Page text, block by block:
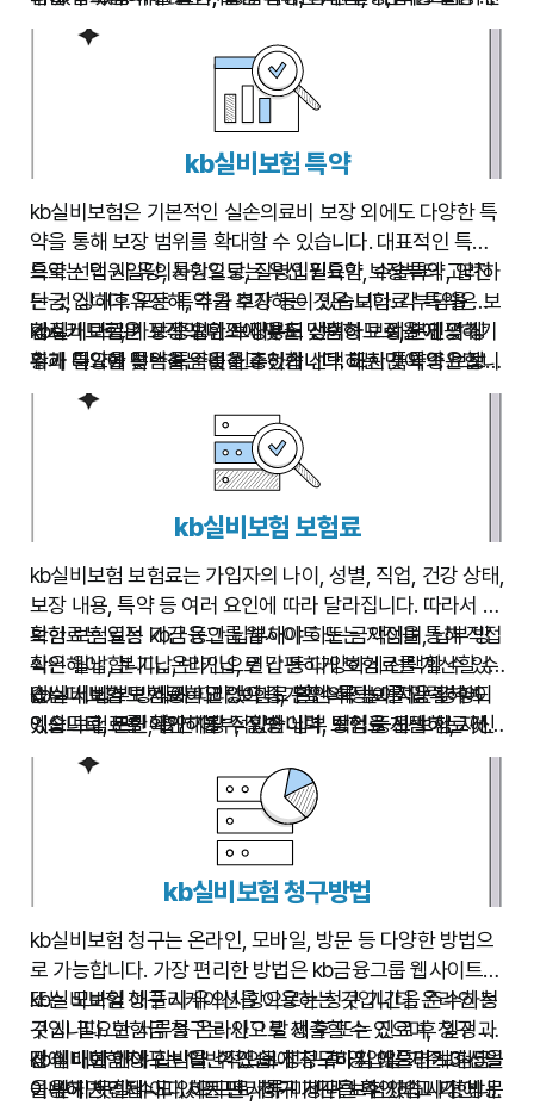
관을 자세히 읽어보고 자기부담금과 면책사항을 충분히 이
해하는 것이 중요합니다. kb실비보험의 보장 범위에 대한
자세한 내용은 상품설명서를 참고하시기 바랍니다.
에 따라 달라질 수 있습니다. 가입 전에 보장 범위를 꼼꼼히
장 등의 특약을 추가하여 보다 폭넓은 보장을 받을 수 있습
요와 예산을 고려하여 특약을 선택하는 것이 좋습니다.
kb실비보험 특약
kb실비보험은 기본적인 실손의료비 보장 외에도 다양한 특
약을 통해 보장 범위를 확대할 수 있습니다. 대표적인 특약
으로는 입원일당, 통원일당, 질병입원특약, 수술특약, 암진
단금, 상해후유장해, 추가 보장 등이 있습니다. 각 특약은 보
험료가 다르며 보장 범위와 내용도 상이하므로, 본인의 상
황과 필요에 맞는 특약을 신중하게 선택하는 것이 중요합니
다. kb실비보험 특약에 대한 더 자세한 정보는 kb금융그룹
웹사이트나 지점을 통해 확인하실 수 있습니다. 특약 가입
시에는 약관 내용을 꼼꼼히 확인하고, 본인이 이해하지 못
하는 부분이 있다면 전문가에게 문의하는 것이 좋습니다.
특약 선택 시 유의사항으로는 우선 필요한 보장부터 고려하
는 것입니다. 모든 특약을 추가하는 것은 보험료 부담을 증
가시키므로, 가장 중요한 보장부터 선택하고 예산에 맞춰
추가 특약을 선택하는 것을 추천합니다. 또한 특약의 보장
내용을 정확히 이해하고 가입해야 불필요한 분쟁을 예방할
암에 대해 보장을 받는지, 보장금액은 얼마인지, 진단 기준
은 무엇인지 등을 자세히 확인해야 합니다.
kb실비보험은 고객의 니즈에 맞춘 맞춤형 보장을 제공하기
위해 다양한 특약을 준비하고 있습니다. 하지만 특약은 보험
료에 영향을 미치므로, 필요한 특약만 선택하고 보험료 부
담을 최소화하는 것이 중요합니다. kb실비보험 특약에 대한
더 자세한 내용은 보험설계사 또는 kb금융그룹 고객센터에
문의하여 확인하실 수 있습니다.
kb실비보험 보험료
kb실비보험 보험료는 가입자의 나이, 성별, 직업, 건강 상태,
보장 내용, 특약 등 여러 요인에 따라 달라집니다. 따라서 정
확한 보험료는 kb금융그룹 웹사이트 또는 지점을 통해 직접
확인해야 합니다. 온라인으로 간편하게 보험료를 계산할 수
있는 서비스도 제공하고 있으니, 본인의 정보를 입력하여
예상 보험료를 확인해볼 수 있습니다. 보험료 계산 시, 자신
에게 필요한 보장 범위와 특약을 정확하게 입력해야 정확한
보험료를 알 수 있습니다. 잘못된 정보를 입력하면 보험료
계산에 오차가 발생할 수 있으므로 주의해야 합니다. 보험료
비교 사이트를 활용하면 kb실비보험과 타사 상품의 보험료
를 비교하여 더 나은 조건을 찾을 수도 있습니다.
보험료는 일정 기간 동안 납부해야 하는 금액이며, 납부 방
식은 월납, 분기납, 반기납, 연납 등 다양하게 선택할 수 있
습니다. 납부 방식에 따라 보험료 할인 혜택이 적용될 수도
있으므로, 본인에게 가장 적합한 납부 방식을 선택하는 것
이 좋습니다. kb실비보험 보험료에 대한 문의는 kb금융그룹
고객센터 또는 가까운 지점에서 친절하게 안내받을 수 있습
니다. 보험료 납부에 어려움이 있는 경우, 보험사와 상담하
여 납부 방식을 변경하거나 분할 납부 등의 방법을 알아볼
여 다양한 납부 방식을 제공하고 있으며, 고객에게 최선의
서비스를 제공하기 위해 노력하고 있습니다.
kb실비보험 보험료는 연령이 증가할수록 높아지는 경향이
있습니다. 또한, 흡연 여부, 질병 이력, 직업 등도 보험료에
영향을 미칩니다. 따라서 건강한 생활 습관을 유지하고, 정
기적인 건강 검진을 통해 건강 상태를 관리하는 것이 보험
료 절감에 도움이 될 수 있습니다.
kb실비보험 청구방법
kb실비보험 청구는 온라인, 모바일, 방문 등 다양한 방법으
로 가능합니다. 가장 편리한 방법은 kb금융그룹 웹사이트
또는 모바일 애플리케이션을 이용하는 것입니다. 온라인 청
구 시 필요한 서류를 온라인으로 제출할 수 있으며, 청구 과
정에 대한 안내도 받을 수 있습니다. 모바일 애플리케이션을
이용하면 언제 어디서든 편리하게 청구할 수 있습니다. 방문
kb실비보험 청구 시 유의사항으로는 청구 기간을 준수하는
것입니다. 보험금 청구는 사고 발생 후 또는 진료 후 일정 기
간 이내에 해야 합니다. 기간 내에 청구하지 않으면 보험금
을 받지 못할 수도 있으므로, 청구 기간을 확인하고 기한 내
kb실비보험 청구는 일반적으로 청구 후 영업일 기준 3~5일
이내에 처리됩니다. 하지만 서류 미비나 보험사의 사정에 따